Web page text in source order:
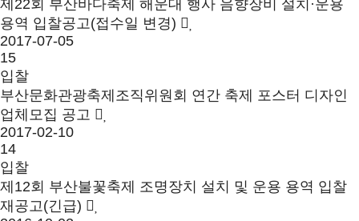
제22회 부산바다축제 해운대 행사 음향장비 설치·운용
용역 입찰공고(접수일 변경)
2017-07-05
15
입찰
부산문화관광축제조직위원회 연간 축제 포스터 디자인
업체모집 공고
2017-02-10
14
입찰
제12회 부산불꽃축제 조명장치 설치 및 운용 용역 입찰
재공고(긴급)